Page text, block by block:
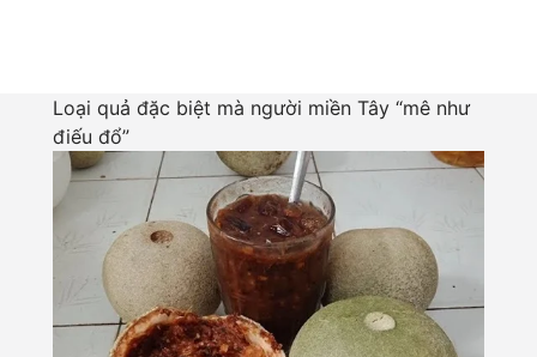
Loại quả đặc biệt mà người miền Tây “mê như
điếu đổ”